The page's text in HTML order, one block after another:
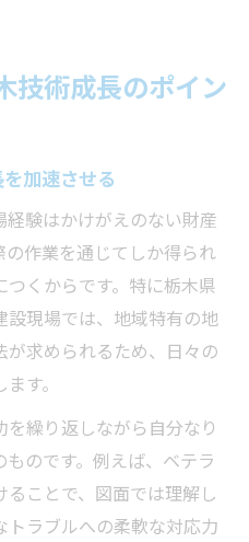
技術成長のポイン
加速させる
験はかけがえのない財産
の作業を通じてしか得られ
くからです。特に栃木県
設現場では、地域特有の地
が求められるため、日々の
す。
繰り返しながら自分なり
のです。例えば、ベテラ
ることで、図面では理解し
トラブルへの柔軟な対応力